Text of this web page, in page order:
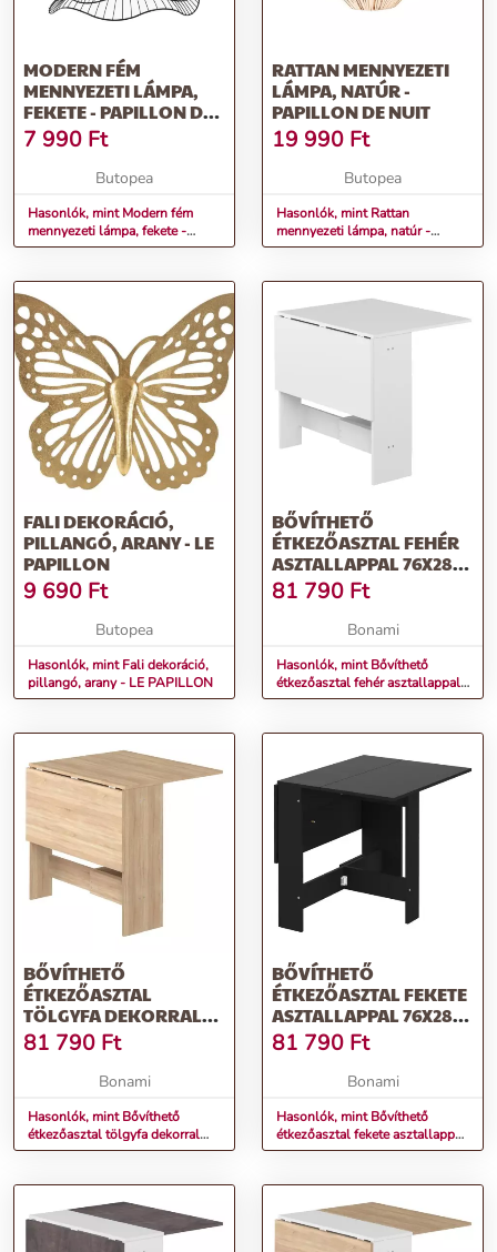
MODERN FÉM
MENNYEZETI LÁMPA,
FEKETE - PAPILLON DE
NUIT
7 990 Ft
Butopea
Hasonlók, mint Modern fém
mennyezeti lámpa, fekete -
PAPILLON DE NUIT
RATTAN MENNYEZETI
LÁMPA, NATÚR -
PAPILLON DE NUIT
19 990 Ft
Butopea
Hasonlók, mint Rattan
mennyezeti lámpa, natúr -
PAPILLON DE NUIT
FALI DEKORÁCIÓ,
PILLANGÓ, ARANY - LE
PAPILLON
9 690 Ft
Butopea
Hasonlók, mint Fali dekoráció,
pillangó, arany - LE PAPILLON
BŐVÍTHETŐ
ÉTKEZŐASZTAL FEHÉR
ASZTALLAPPAL 76X28
CM PAPILLON –
TEMAHOME
81 790 Ft
Bonami
Hasonlók, mint Bővíthető
étkezőasztal fehér asztallappal
76x28 cm Papillon – TemaHome
BŐVÍTHETŐ
ÉTKEZŐASZTAL
TÖLGYFA DEKORRAL
76X28 CM PAPILLON –
TEMAHOME
81 790 Ft
Bonami
Hasonlók, mint Bővíthető
étkezőasztal tölgyfa dekorral
76x28 cm Papillon – TemaHome
BŐVÍTHETŐ
ÉTKEZŐASZTAL FEKETE
ASZTALLAPPAL 76X28
CM PAPILLON –
TEMAHOME
81 790 Ft
Bonami
Hasonlók, mint Bővíthető
étkezőasztal fekete asztallappal
76x28 cm Papillon – TemaHome